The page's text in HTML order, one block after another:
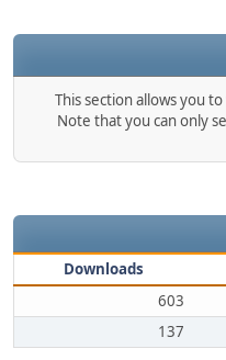
This section allows you
Note that you can only
Downloads
603
137